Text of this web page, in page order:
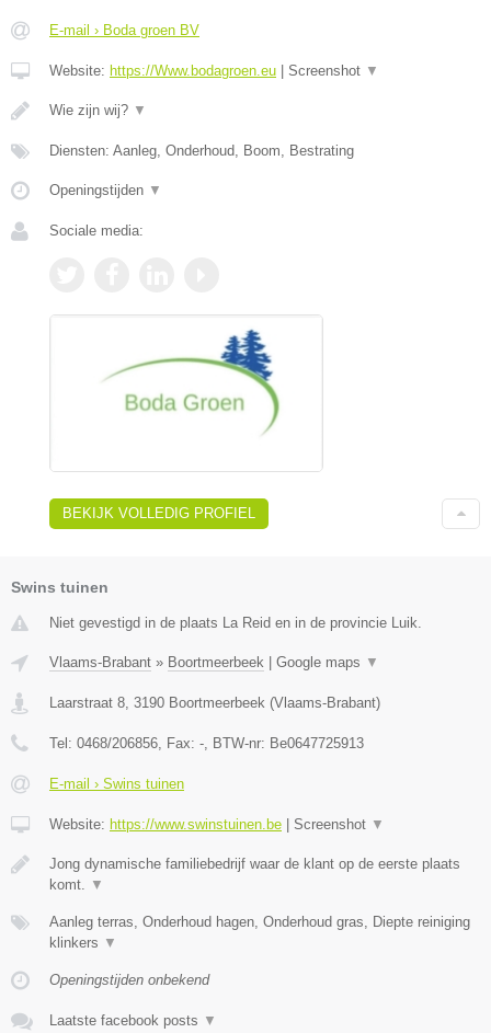
E-mail › Boda groen BV
Website: https://Www.bodagroen.eu Screenshot ▼
Wie zijn wij? ▼
Diensten: Aanleg, Onderhoud, Boom, Bestrating
Openingstijden ▼
Sociale media:
BEKIJK VOLLEDIG PROFIEL
Swins tuinen
Niet gevestigd in de plaats La Reid en in de provincie Luik.
Vlaams-Brabant » Boortmeerbeek Google maps ▼
Laarstraat 8, 3190 Boortmeerbeek (Vlaams-Brabant)
Tel: 0468/206856, Fax: -, BTW-nr: Be0647725913
E-mail › Swins tuinen
Website: https://www.swinstuinen.be Screenshot ▼
Jong dynamische familiebedrijf waar de klant op de eerste plaats
komt. ▼
Aanleg terras, Onderhoud hagen, Onderhoud gras, Diepte reiniging
klinkers ▼
Openingstijden onbekend
Laatste facebook posts ▼